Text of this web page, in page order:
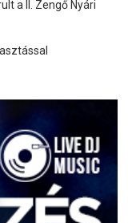
a II. Zengő Nyári